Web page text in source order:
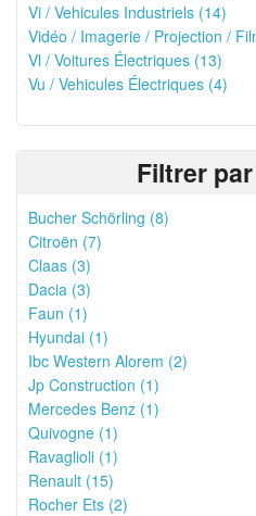
Vi / Vehicules Industriels (14)
Vidéo / Imagerie / Projection /
Vl / Voitures Électriques (13)
Vu / Vehicules Électriques (4)
Filtrer
Bucher Schörling (8)
Citroën (7)
Claas (3)
Dacia (3)
Faun (1)
Hyundai (1)
Ibc Western Alorem (2)
Jp Construction (1)
Mercedes Benz (1)
Quivogne (1)
Ravaglioli (1)
Renault (15)
Rocher Ets (2)